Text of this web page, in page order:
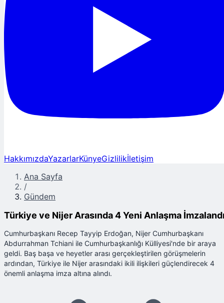
HakkımızdaYazarlarKünyeGizlilikİletişim
Ana Sayfa
/
Gündem
Türkiye ve Nijer Arasında 4 Yeni Anlaşma
Cumhurbaşkanı Recep Tayyip Erdoğan, Nijer Cumhurbaşkanı
Abdurrahman Tchiani ile Cumhurbaşkanlığı Külliyesi'nde bir araya
geldi. Baş başa ve heyetler arası gerçekleştirilen görüşmelerin
ardından, Türkiye ile Nijer arasındaki ikili ilişkileri güçlendirecek 4
önemli anlaşma imza altına alındı.